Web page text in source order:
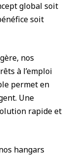
global soit
soit
nos
à l’emploi
permet en
Une
rapide et
hangars